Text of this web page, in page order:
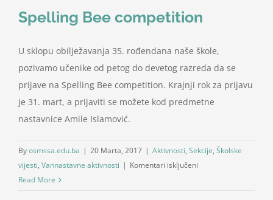
Spelling Bee competition
U sklopu obilježavanja 35. rođendana naše škole,
pozivamo učenike od petog do devetog razreda da se
prijave na Spelling Bee competition. Krajnji rok za prijavu
je 31. mart, a prijaviti se možete kod predmetne
nastavnice Amile Islamović.
Byosmssa.edu.ba | 20 Marta, 2017 | Aktivnosti, Sekcije, Školske
vijesti, Vannastavne aktivnosti | Komentari isključeni
Read More